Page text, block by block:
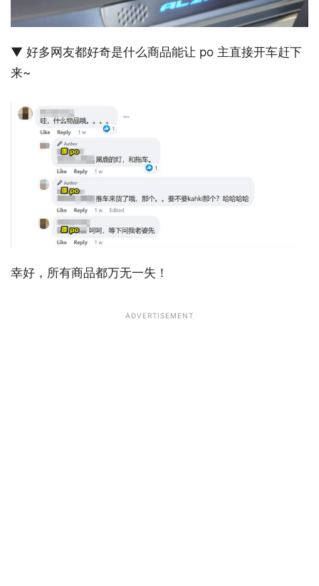
▼ 好多网友都好奇是什么商品能让 po 主直接开车赶下
来~
幸好，所有商品都万无一失！
ADVERTISEMENT